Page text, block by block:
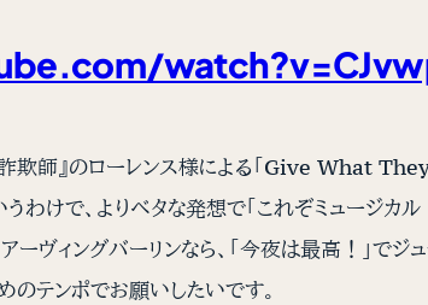
欺師』のローレンス様による「Give What
わけで、よりベタな発想で「これぞミュージカ
ーヴィングバーリンなら、「今夜は最高！」
のテンポでお願いしたいです。